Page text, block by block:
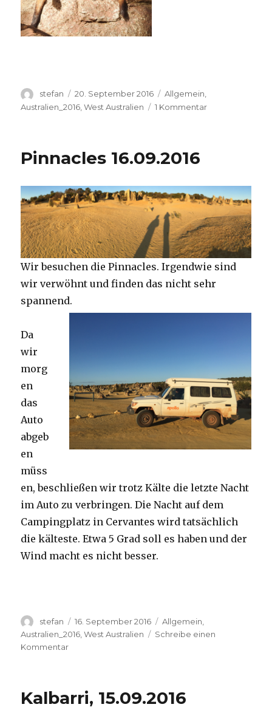
Autor
stefan
Veröffentlicht
am
20. September 2016 Kategorien
Allgemein,
Australien_2016 ,West Australien 1 Kommentarzu
Pinnacles 16.09.2016
Wir besuchen die Pinnacles. Irgendwie sind
wir verwöhnt und finden das nicht sehr
spannend.
Da
wir
morg
en
das
Auto
abgeb
en
müss
en, beschließen wir trotz Kälte die letzte Nacht
im Auto zu verbringen. Die Nacht auf dem
Campingplatz in Cervantes wird tatsächlich
die kälteste. Etwa 5 Grad soll es haben und der
Wind macht es nicht besser.
Autor
stefan
Veröffentlicht
am
16. September 2016 Kategorien
Allgemein
Australien_2016 ,West Australien
Schreibe einen
Kommentarzu
Kalbarri, 15.09.2016